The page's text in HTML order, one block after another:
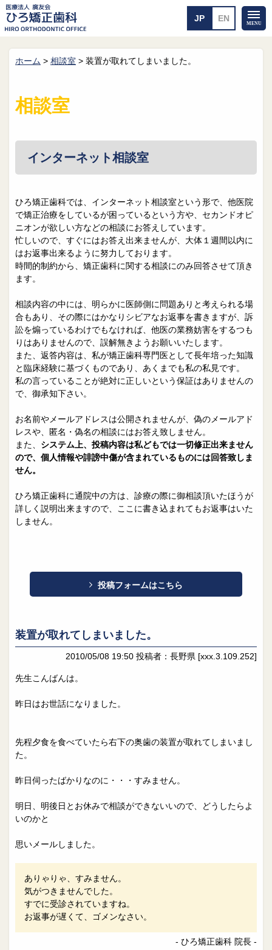
ホーム 矯正治療について
院長紹介
メール送信 相談室
皆さんの声 求人
院長日誌 治療相談
スタッフブログ サイトマップ
0263-54-6622
MAILはこちら
ホーム > 相談室 > 装置が取れてしまいました。
相談室
インターネット相談室
ひろ矯正歯科では、インターネット相談室という形で、他医院
で矯正治療をしているが困っているという方や、セカンドオピ
ニオンが欲しい方などの相談にお答えしています。
忙しいので、すぐにはお答え出来ませんが、大体１週間以内に
はお返事出来るように努力しております。
時間的制約から、矯正歯科に関する相談にのみ回答させて頂き
ます。
相談内容の中には、明らかに医師側に問題ありと考えられる場
合もあり、その際にはかなりシビアなお返事を書きますが、訴
訟を煽っているわけでもなければ、他医の業務妨害をするつも
りはありませんので、誤解無きようお願いいたします。
また、返答内容は、私が矯正歯科専門医として長年培った知識
と臨床経験に基づくものであり、あくまでも私の私見です。
私の言っていることが絶対に正しいという保証はありませんの
で、御承知下さい。
お名前やメールアドレスは公開されませんが、偽のメールアド
レスや、匿名・偽名の相談にはお答え致しません。
また、 システム上、投稿内容は私どもでは一切修正出来ません
ので、個人情報や誹謗中傷が含まれているものには回答致しま
せん。
ひろ矯正歯科に通院中の方は、診療の際に御相談頂いたほうが
詳しく説明出来ますので、ここに書き込まれてもお返事はいた
しません。
投稿フォームはこちら
装置が取れてしまいました。
2010/05/08 19:50 投稿者：長野県 [xxx.3.109.252]
先生こんばんは。
昨日はお世話になりました。
先程夕食を食べていたら右下の奥歯の装置が取れてしまいまし
た。
昨日伺ったばかりなのに・・・すみません。
明日、明後日とお休みで相談ができないいので、どうしたらよ
いのかと
思いメールしました。
ありゃりゃ、すみません。
気がつきませんでした。
すでに受診されていますね。
お返事が遅くて、ゴメンなさい。
- ひろ矯正歯科 院長 -